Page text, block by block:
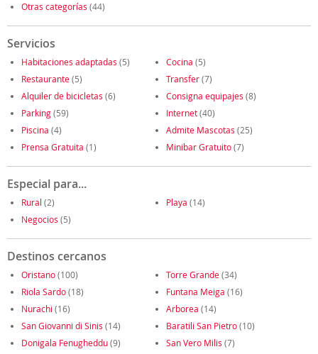
Otras categorías (44)
Servicios
Habitaciones adaptadas (5) Cocina (5)
Restaurante(5) Transfer(7)
Alquiler de bicicletas (6) Consigna equipajes (8)
Parking(59) Internet(40)
Piscina (4) Admite Mascotas (25)
Prensa Gratuita (1) Minibar Gratuito(7)
Especial para...
Rural (2) Playa (14)
Negocios (5)
Destinos cercanos
Oristano(100) Torre Grande(34)
Riola Sardo(18) Funtana Meiga (16)
Nurachi (16) Arborea (14)
San Giovanni di Sinis (14) Baratili San Pietro(10)
Donigala Fenugheddu(9) San Vero Milis (7)